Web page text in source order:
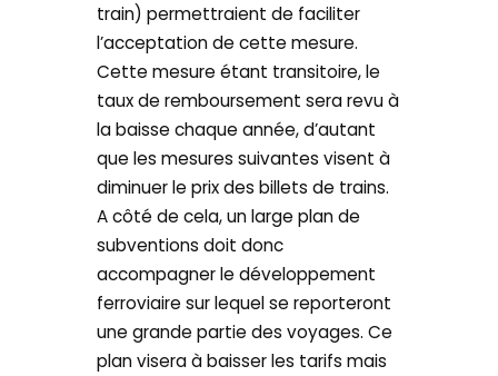
train) permettraient de faciliter
l’acceptation de cette mesure.
Cette mesure étant transitoire, le
taux de remboursement sera revu à
la baisse chaque année, d’autant
que les mesures suivantes visent à
diminuer le prix des billets de trains.
A côté de cela, un large plan de
subventions doit donc
accompagner le développement
ferroviaire sur lequel se reporteront
une grande partie des voyages. Ce
plan visera à baisser les tarifs mais